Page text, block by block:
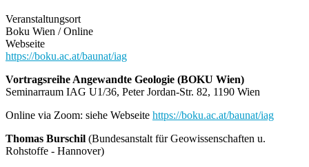
Veranstaltungsort
Boku Wien / Online
Webseite
https://boku.ac.at/baunat/iag
Vortragsreihe Angewandte Geologie (BOKU Wien)
Seminarraum IAG U1/36, Peter Jordan-Str. 82, 1190 Wien
Online via Zoom: siehe Webseite https://boku.ac.at/baunat/iag
Thomas Burschil (Bundesanstalt für Geowissenschaften u.
Rohstoffe - Hannover)